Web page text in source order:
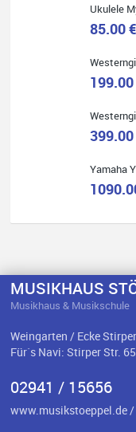
Klein...aber fein!
Toller Service, nette
Quelle: Google-
85.00 €
199.00
399.00
MUSIKHAUS
Musikhaus & Musikschule
Weingarten / Ecke
Für`s Navi: Stirper Str. 65
02941 / 15656
www.musikstoeppel.de /